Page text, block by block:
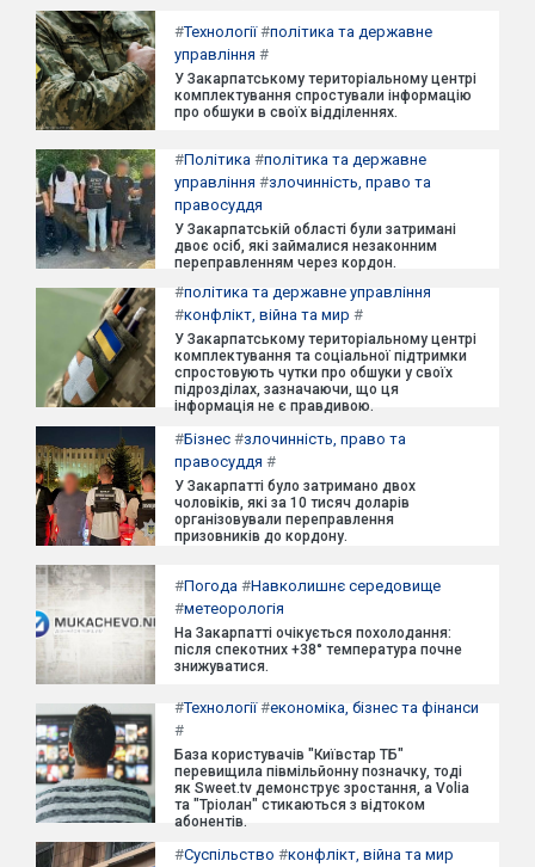
#Технології#політика та державне
управління #
У Закарпатському територіальному центрі
комплектування спростували інформацію
про обшуки в своїх відділеннях.
#Політика #політика та державне
управління #злочинність, право та
правосуддя
У Закарпатській області були затримані
двоє осіб, які займалися незаконним
переправленням через кордон.
#політика та державне управління
#конфлікт, війна та мир #
У Закарпатському територіальному центрі
комплектування та соціальної підтримки
спростовують чутки про обшуки у своїх
підрозділах, зазначаючи, що ця
інформація не є правдивою.
#Бізнес #злочинність, право та
правосуддя #
У Закарпатті було затримано двох
чоловіків, які за 10 тисяч доларів
організовували переправлення
призовників до кордону.
#Погода #Навколишнє середовище
#метеорологія
На Закарпатті очікується похолодання:
після спекотних +38° температура почне
знижуватися.
#Технології#економіка, бізнес та фінанси
#
База користувачів "Київстар ТБ"
перевищила півмільйонну позначку, тоді
як Sweet.tv демонструє зростання, а Volia
та "Тріолан" стикаються з відтоком
абонентів.
#Суспільство #конфлікт, війна та мир